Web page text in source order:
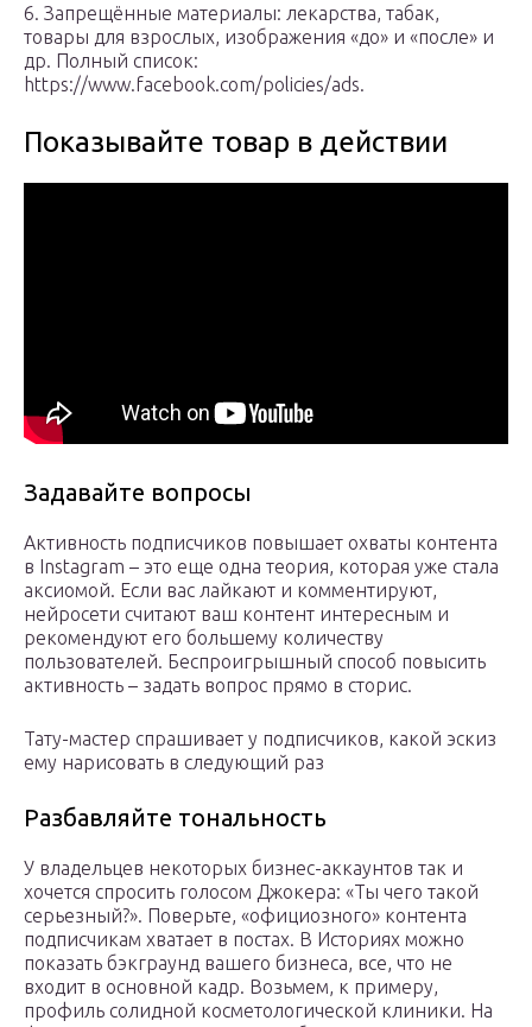
6. Запрещённые материалы: лекарства, табак,
товары для взрослых, изображения «до» и «после» и
др. Полный список:
https://www.facebook.com/policies/ads.
Показывайте товар в действии
Задавайте вопросы
Активность подписчиков повышает охваты контента
в Instagram – это еще одна теория, которая уже стала
аксиомой. Если вас лайкают и комментируют,
нейросети считают ваш контент интересным и
рекомендуют его большему количеству
пользователей. Беспроигрышный способ повысить
активность – задать вопрос прямо в сторис.
Тату-мастер спрашивает у подписчиков, какой эскиз
ему нарисовать в следующий раз
Разбавляйте тональность
У владельцев некоторых бизнес-аккаунтов так и
хочется спросить голосом Джокера: «Ты чего такой
серьезный?». Поверьте, «официозного» контента
подписчикам хватает в постах. В Историях можно
показать бэкграунд вашего бизнеса, все, что не
входит в основной кадр. Возьмем, к примеру,
профиль солидной косметологической клиники. На